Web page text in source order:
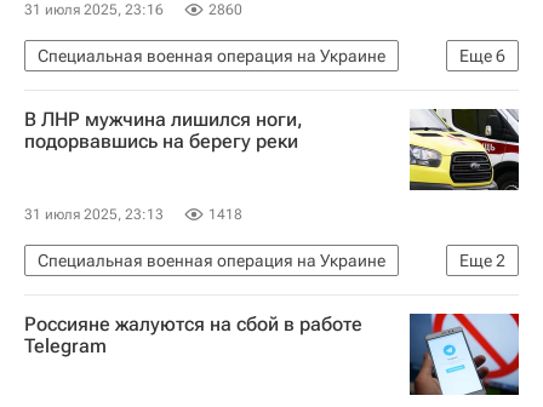
31 июля 2025, 23:16 2860
Еще6
Специальная военная операция на Украине
Россия
Москва
Киев
Дмитрий Полянский
ООН
В ЛНР мужчина лишился ноги,
подорвавшись на берегу реки
31 июля 2025, 23:13 1418
Еще2
Специальная военная операция на Украине
Происшествия
Луганская Народная Республика
Россияне жалуются на сбой в работе
Telegram